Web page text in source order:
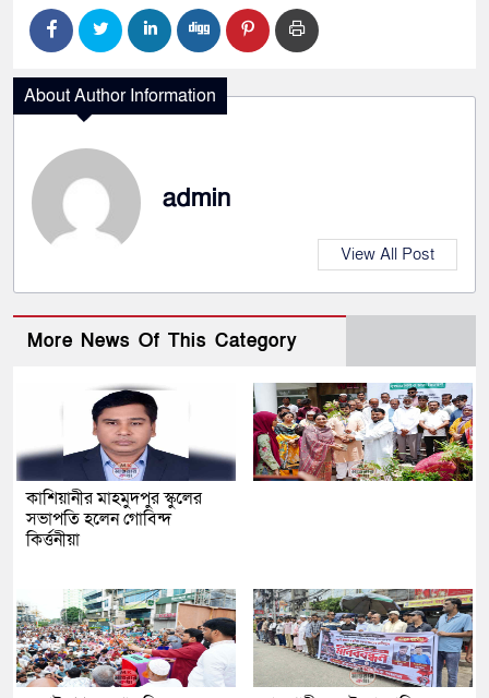
About Author Information
admin
View All Post
More News Of This Category
কাশিয়ানীর মাহমুদপুর স্কুলের
সভাপতি হলেন গোবিন্দ
কির্ত্তনীয়া